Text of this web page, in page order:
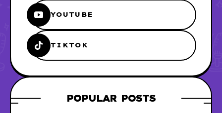
YOUTUBE
TIKTOK
POPULAR POSTS